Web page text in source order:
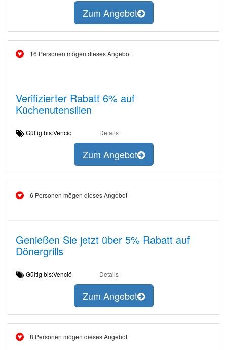
Zum Angebot
16 Personen mögen dieses Angebot
Verifizierter Rabatt 6% auf
Küchenutensilien
Gültig bis:Venció Details
Zum Angebot
6 Personen mögen dieses Angebot
Genießen Sie jetzt über 5% Rabatt auf
Dönergrills
Gültig bis:Venció Details
Zum Angebot
8 Personen mögen dieses Angebot